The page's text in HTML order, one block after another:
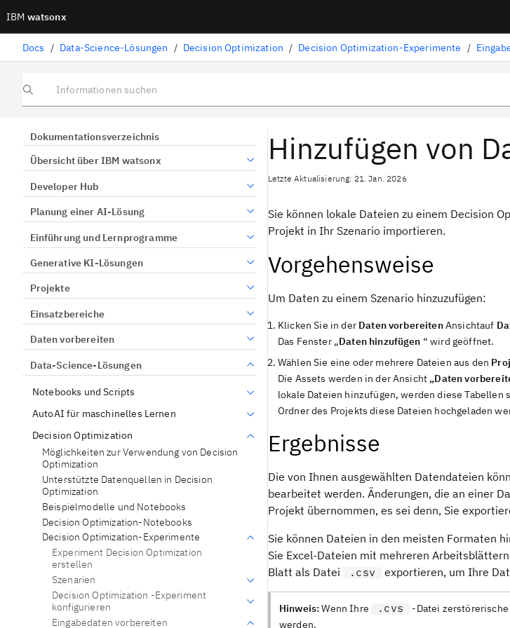
IBM watsonx
Docs / Data-Science-Lösungen / Decision Optimization / Decision Optimization-Experimente /
Informationen suchen
Dokumentationsverzeichnis
Übersicht über IBM watsonx
Developer Hub
Planung einer AI-Lösung
Einführung und Lernprogramme
Generative KI-Lösungen
Projekte
Einsatzbereiche
Daten vorbereiten
Data-Science-Lösungen
Notebooks und Scripts
AutoAI für maschinelles Lernen
Decision Optimization
Möglichkeiten zur Verwendung von Decision
Optimization
Unterstützte Datenquellen in Decision
Optimization
Beispielmodelle und Notebooks
Decision Optimization-Notebooks
Decision Optimization-Experimente
Experiment Decision Optimization
erstellen
Szenarien
Decision Optimization -Experiment
konfigurieren
Eingabedaten vorbereiten
Hinzufügen von
Letzte Aktualisierung: 21. Jan. 2026
Sie können lokale Dateien zu einem Decision
Projekt in Ihr Szenario importieren.
Vorgehensweise
Um Daten zu einem Szenario hinzuzufügen:
Klicken Sie in der Daten vorbereitenAnsichtauf
Das Fenster „Daten hinzufügen “ wird geöffnet.
Wählen Sie eine oder mehrere Dateien aus den
Die Assets werden in derAnsicht „Daten
lokale Dateien hinzufügen, werden diese
Ordner des Projekts diese Dateien hochgeladen
Ergebnisse
Die von Ihnen ausgewählten Datendateien
bearbeitet werden. Änderungen, die an einer
Projekt übernommen, es sei denn, Sie
Sie können Dateien in den meisten Formaten
Sie Excel-Dateien mit mehreren
Blatt als Datei
.csv exportieren, um Ihre
Hinweis:Wenn Ihre .cvs
-Datei
werden.